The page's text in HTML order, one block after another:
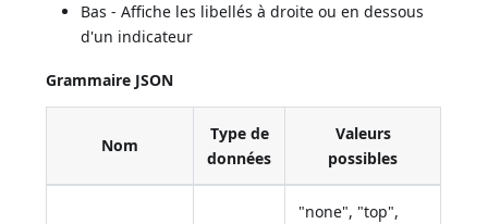
Bas - Affiche les libellés à droite ou en dessous
d'un indicateur
Grammaire JSON
Nom
Type de
données
Valeurs
possibles
"none", "top",